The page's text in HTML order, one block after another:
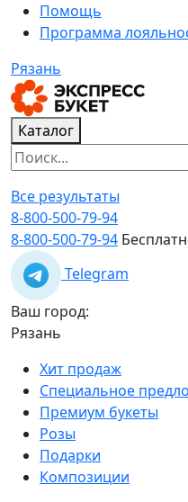
Помощь
Программа
Рязань
Каталог
Все результаты
8-800-500-79-94
8-800-500-79-94
Telegram
Ваш город:
Рязань
Хит продаж
Специальное
Премиум букеты
Розы
Подарки
Композиции